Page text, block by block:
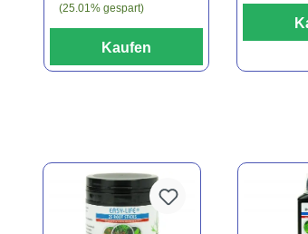
(25.01% gespart)
Kaufen